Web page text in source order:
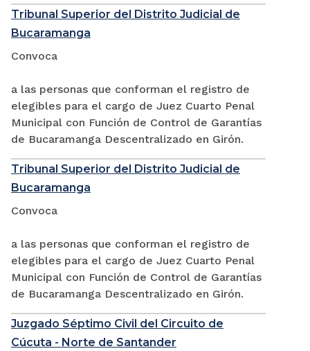
Tribunal Superior del Distrito Judicial de
Bucaramanga
Convoca
a las personas que conforman el registro de
elegibles para el cargo de Juez Cuarto Penal
Municipal con Función de Control de Garantías
de Bucaramanga Descentralizado en Girón.
Tribunal Superior del Distrito Judicial de
Bucaramanga
Convoca
a las personas que conforman el registro de
elegibles para el cargo de Juez Cuarto Penal
Municipal con Función de Control de Garantías
de Bucaramanga Descentralizado en Girón.
Juzgado Séptimo Civil del Circuito de
Cúcuta - Norte de Santander